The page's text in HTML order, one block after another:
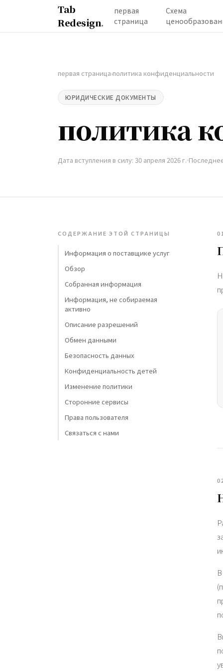
Tab
Redesign.
первая
страница
Схема
первая страница›политика конфиденциальности
ЮРИДИЧЕСКИЕ ДОКУМЕНТЫ
политика
Дата вступления в силу: 30 апреля 2026 г.
СОДЕРЖАНИЕ ЭТОЙ СТРАНИЦЫ
Информация о поставщике услуг
Обзор
Собранная информация
Информация, не собираемая
активно
Описание разрешений
Обмен данными
Безопасность данных
Конфиденциальность детей
Изменение политики
Сторонние сервисы
Права пользователя
Связаться с нами